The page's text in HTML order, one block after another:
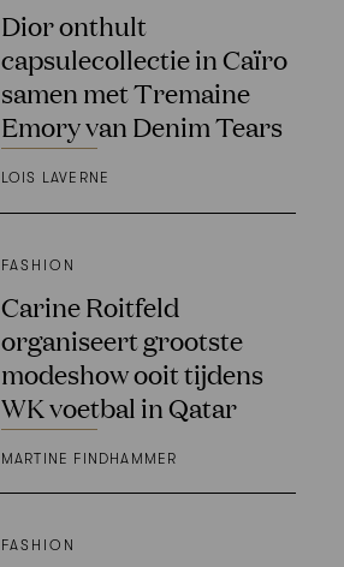
Dior onthult
capsulecollectie in Caïro
samen met Tremaine
Emory van Denim Tears
LOIS LAVERNE
FASHION
Carine Roitfeld
organiseert grootste
modeshow ooit tijdens
WK voetbal in Qatar
MARTINE FINDHAMMER
FASHION